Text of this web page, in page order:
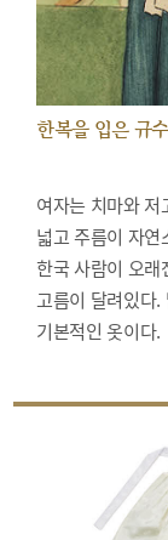
한복을 입은 규
여자는 치마와
넓고 주름이 자
한국 사람이 오
고름이 달려있다
기본적인 옷이다.